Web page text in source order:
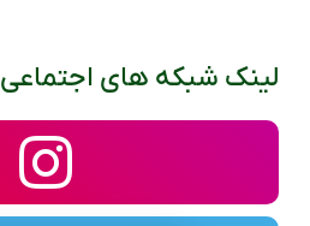
لینک شبکه های اجتماعی